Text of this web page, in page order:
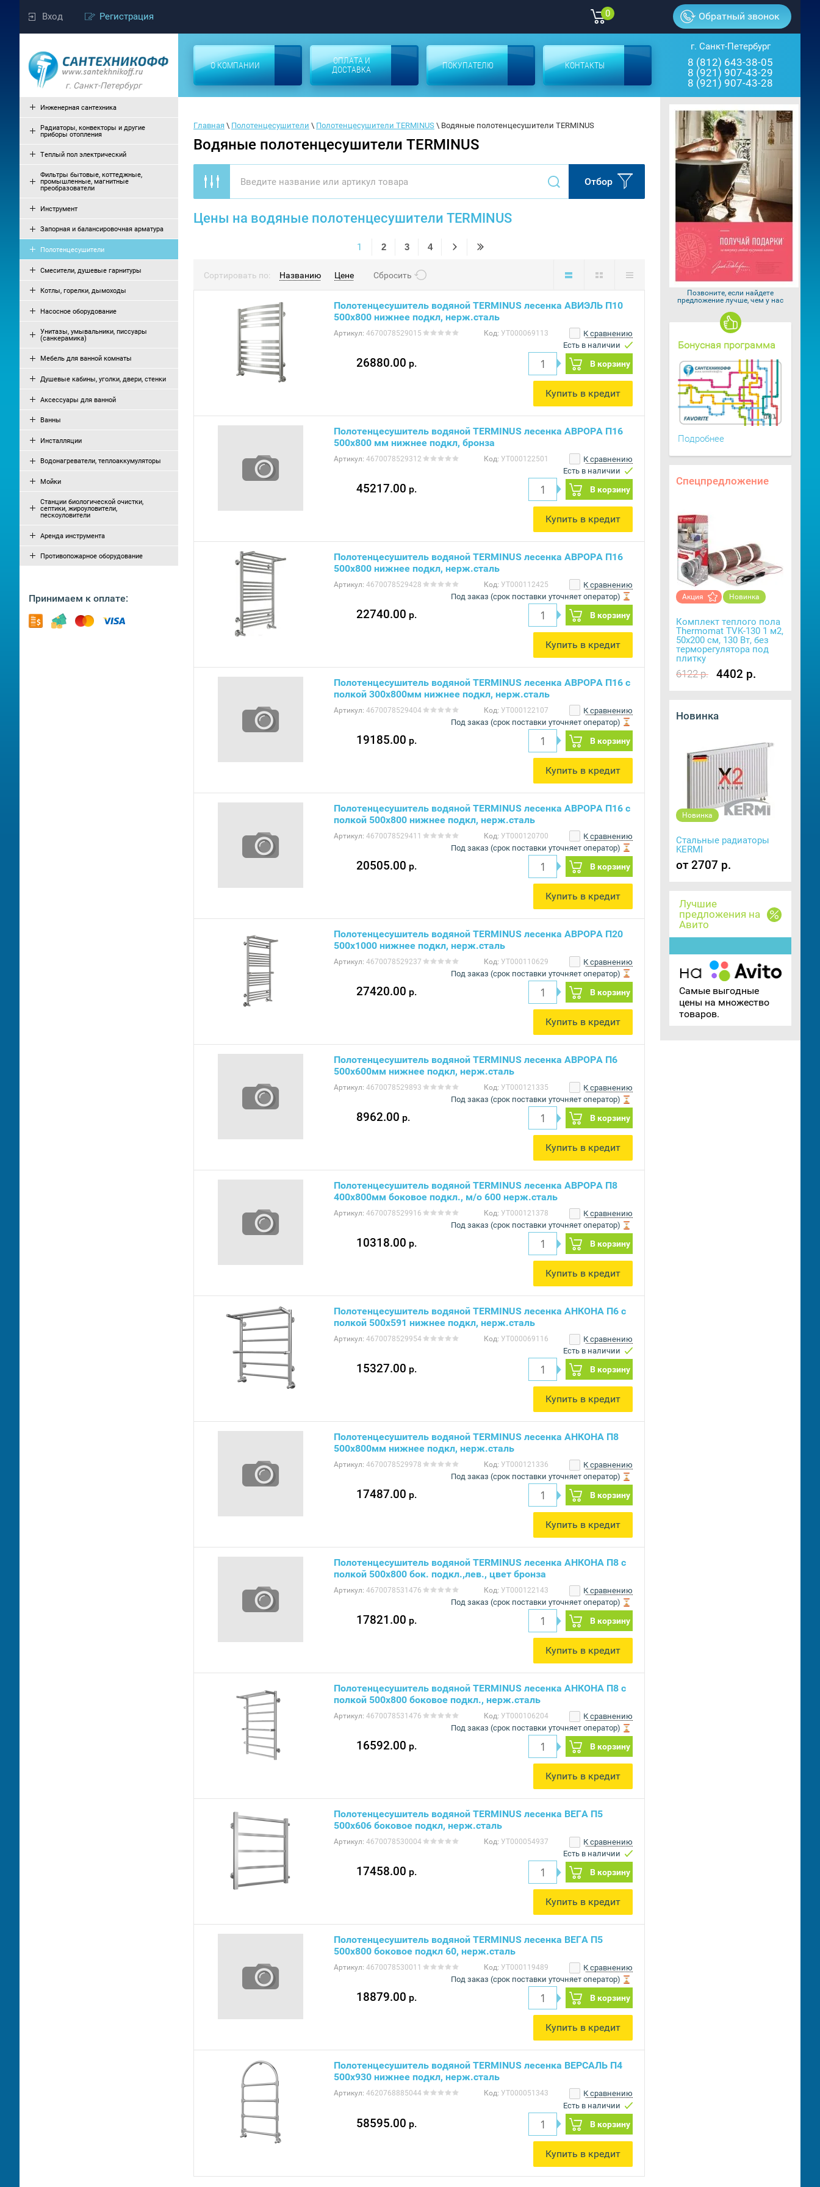
Вход Регистрация 0 Обратный звонок
г. Санкт-Петербург
О КОМПАНИИ
ОПЛАТА И
ДОСТАВКА
ПОКУПАТЕЛЮ КОНТАКТЫ
г. Санкт-Петербург
8 (812) 643-38-05
8 (921) 907-43-29
8 (921) 907-43-28
Инженерная сантехника
Радиаторы, конвекторы и другие
приборы отопления
Теплый пол электрический
Фильтры бытовые, коттеджные,
промышленные, магнитные
преобразователи
Инструмент
Запорная и балансировочная арматура
Полотенцесушители
Смесители, душевые гарнитуры
Котлы, горелки, дымоходы
Насосное оборудование
Унитазы, умывальники, писсуары
(санкерамика)
Мебель для ванной комнаты
Душевые кабины, уголки, двери, стенки
Аксессуары для ванной
Ванны
Инсталляции
Водонагреватели, теплоаккумуляторы
Мойки
Станции биологической очистки,
септики, жироуловители,
пескоуловители
Аренда инструмента
Противопожарное оборудование
Принимаем к оплате:
Позвоните, если найдете
предложение лучше, чем у нас
Бонусная программа
Подробнее
Спецпредложение
Акция Новинка
Комплект теплого пола
Thermomat TVK-130 1 м2,
50х200 см, 130 Вт, без
терморегулятора под
плитку
6122 р. 4402 р.
Новинка
Новинка
Стальные радиаторы
KERMI
от 2707 р.
Лучшие
предложения на
Авито
Самые выгодные
цены на множество
товаров.
Главная \ Полотенцесушители \ Полотенцесушители TERMINUS \ Водяные полотенцесушители TERMINUS
Водяные полотенцесушители TERMINUS
Отбор
Цены на водяные полотенцесушители TERMINUS
1 2 3 4
Сортировать по: Названию Цене Сбросить
Полотенцесушитель водяной TERMINUS лесенка АВИЭЛЬ П10
500x800 нижнее подкл, нерж.сталь
Артикул: 4670078529015 Код: УТ000069113
К сравнению
Есть в наличии
26880.00 р. В корзину
Купить в кредит
Полотенцесушитель водяной TERMINUS лесенка АВРОРА П16
500x800 мм нижнее подкл, бронза
Артикул: 4670078529312 Код: УТ000122501
К сравнению
Есть в наличии
45217.00 р. В корзину
Купить в кредит
Полотенцесушитель водяной TERMINUS лесенка АВРОРА П16
500x800 нижнее подкл, нерж.сталь
Артикул: 4670078529428 Код: УТ000112425
К сравнению
Под заказ (срок поставки уточняет оператор)
22740.00 р. В корзину
Купить в кредит
Полотенцесушитель водяной TERMINUS лесенка АВРОРА П16 с
полкой 300x800мм нижнее подкл, нерж.сталь
Артикул: 4670078529404 Код: УТ000122107
К сравнению
Под заказ (срок поставки уточняет оператор)
19185.00 р. В корзину
Купить в кредит
Полотенцесушитель водяной TERMINUS лесенка АВРОРА П16 с
полкой 500x800 нижнее подкл, нерж.сталь
Артикул: 4670078529411 Код: УТ000120700
К сравнению
Под заказ (срок поставки уточняет оператор)
20505.00 р. В корзину
Купить в кредит
Полотенцесушитель водяной TERMINUS лесенка АВРОРА П20
500x1000 нижнее подкл, нерж.сталь
Артикул: 4670078529237 Код: УТ000110629
К сравнению
Под заказ (срок поставки уточняет оператор)
27420.00 р. В корзину
Купить в кредит
Полотенцесушитель водяной TERMINUS лесенка АВРОРА П6
500х600мм нижнее подкл, нерж.сталь
Артикул: 4670078529893 Код: УТ000121335
К сравнению
Под заказ (срок поставки уточняет оператор)
8962.00 р. В корзину
Купить в кредит
Полотенцесушитель водяной TERMINUS лесенка АВРОРА П8
400х800мм боковое подкл., м/о 600 нерж.сталь
Артикул: 4670078529916 Код: УТ000121378
К сравнению
Под заказ (срок поставки уточняет оператор)
10318.00 р. В корзину
Купить в кредит
Полотенцесушитель водяной TERMINUS лесенка АНКОНА П6 с
полкой 500х591 нижнее подкл, нерж.сталь
Артикул: 4670078529954 Код: УТ000069116
К сравнению
Есть в наличии
15327.00 р. В корзину
Купить в кредит
Полотенцесушитель водяной TERMINUS лесенка АНКОНА П8
500х800мм нижнее подкл, нерж.сталь
Артикул: 4670078529978 Код: УТ000121336
К сравнению
Под заказ (срок поставки уточняет оператор)
17487.00 р. В корзину
Купить в кредит
Полотенцесушитель водяной TERMINUS лесенка АНКОНА П8 с
полкой 500х800 бок. подкл.,лев., цвет бронза
Артикул: 4670078531476 Код: УТ000122143
К сравнению
Под заказ (срок поставки уточняет оператор)
17821.00 р. В корзину
Купить в кредит
Полотенцесушитель водяной TERMINUS лесенка АНКОНА П8 с
полкой 500х800 боковое подкл., нерж.сталь
Артикул: 4670078531476 Код: УТ000106204
К сравнению
Под заказ (срок поставки уточняет оператор)
16592.00 р. В корзину
Купить в кредит
Полотенцесушитель водяной TERMINUS лесенка ВЕГА П5
500x606 боковое подкл, нерж.сталь
Артикул: 4670078530004 Код: УТ000054937
К сравнению
Есть в наличии
17458.00 р. В корзину
Купить в кредит
Полотенцесушитель водяной TERMINUS лесенка ВЕГА П5
500x800 боковое подкл 60, нерж.сталь
Артикул: 4670078530011 Код: УТ000119489
К сравнению
Под заказ (срок поставки уточняет оператор)
18879.00 р. В корзину
Купить в кредит
Полотенцесушитель водяной TERMINUS лесенка ВЕРСАЛЬ П4
500x930 нижнее подкл, нерж.сталь
Артикул: 4620768885044 Код: УТ000051343
К сравнению
Есть в наличии
58595.00 р. В корзину
Купить в кредит